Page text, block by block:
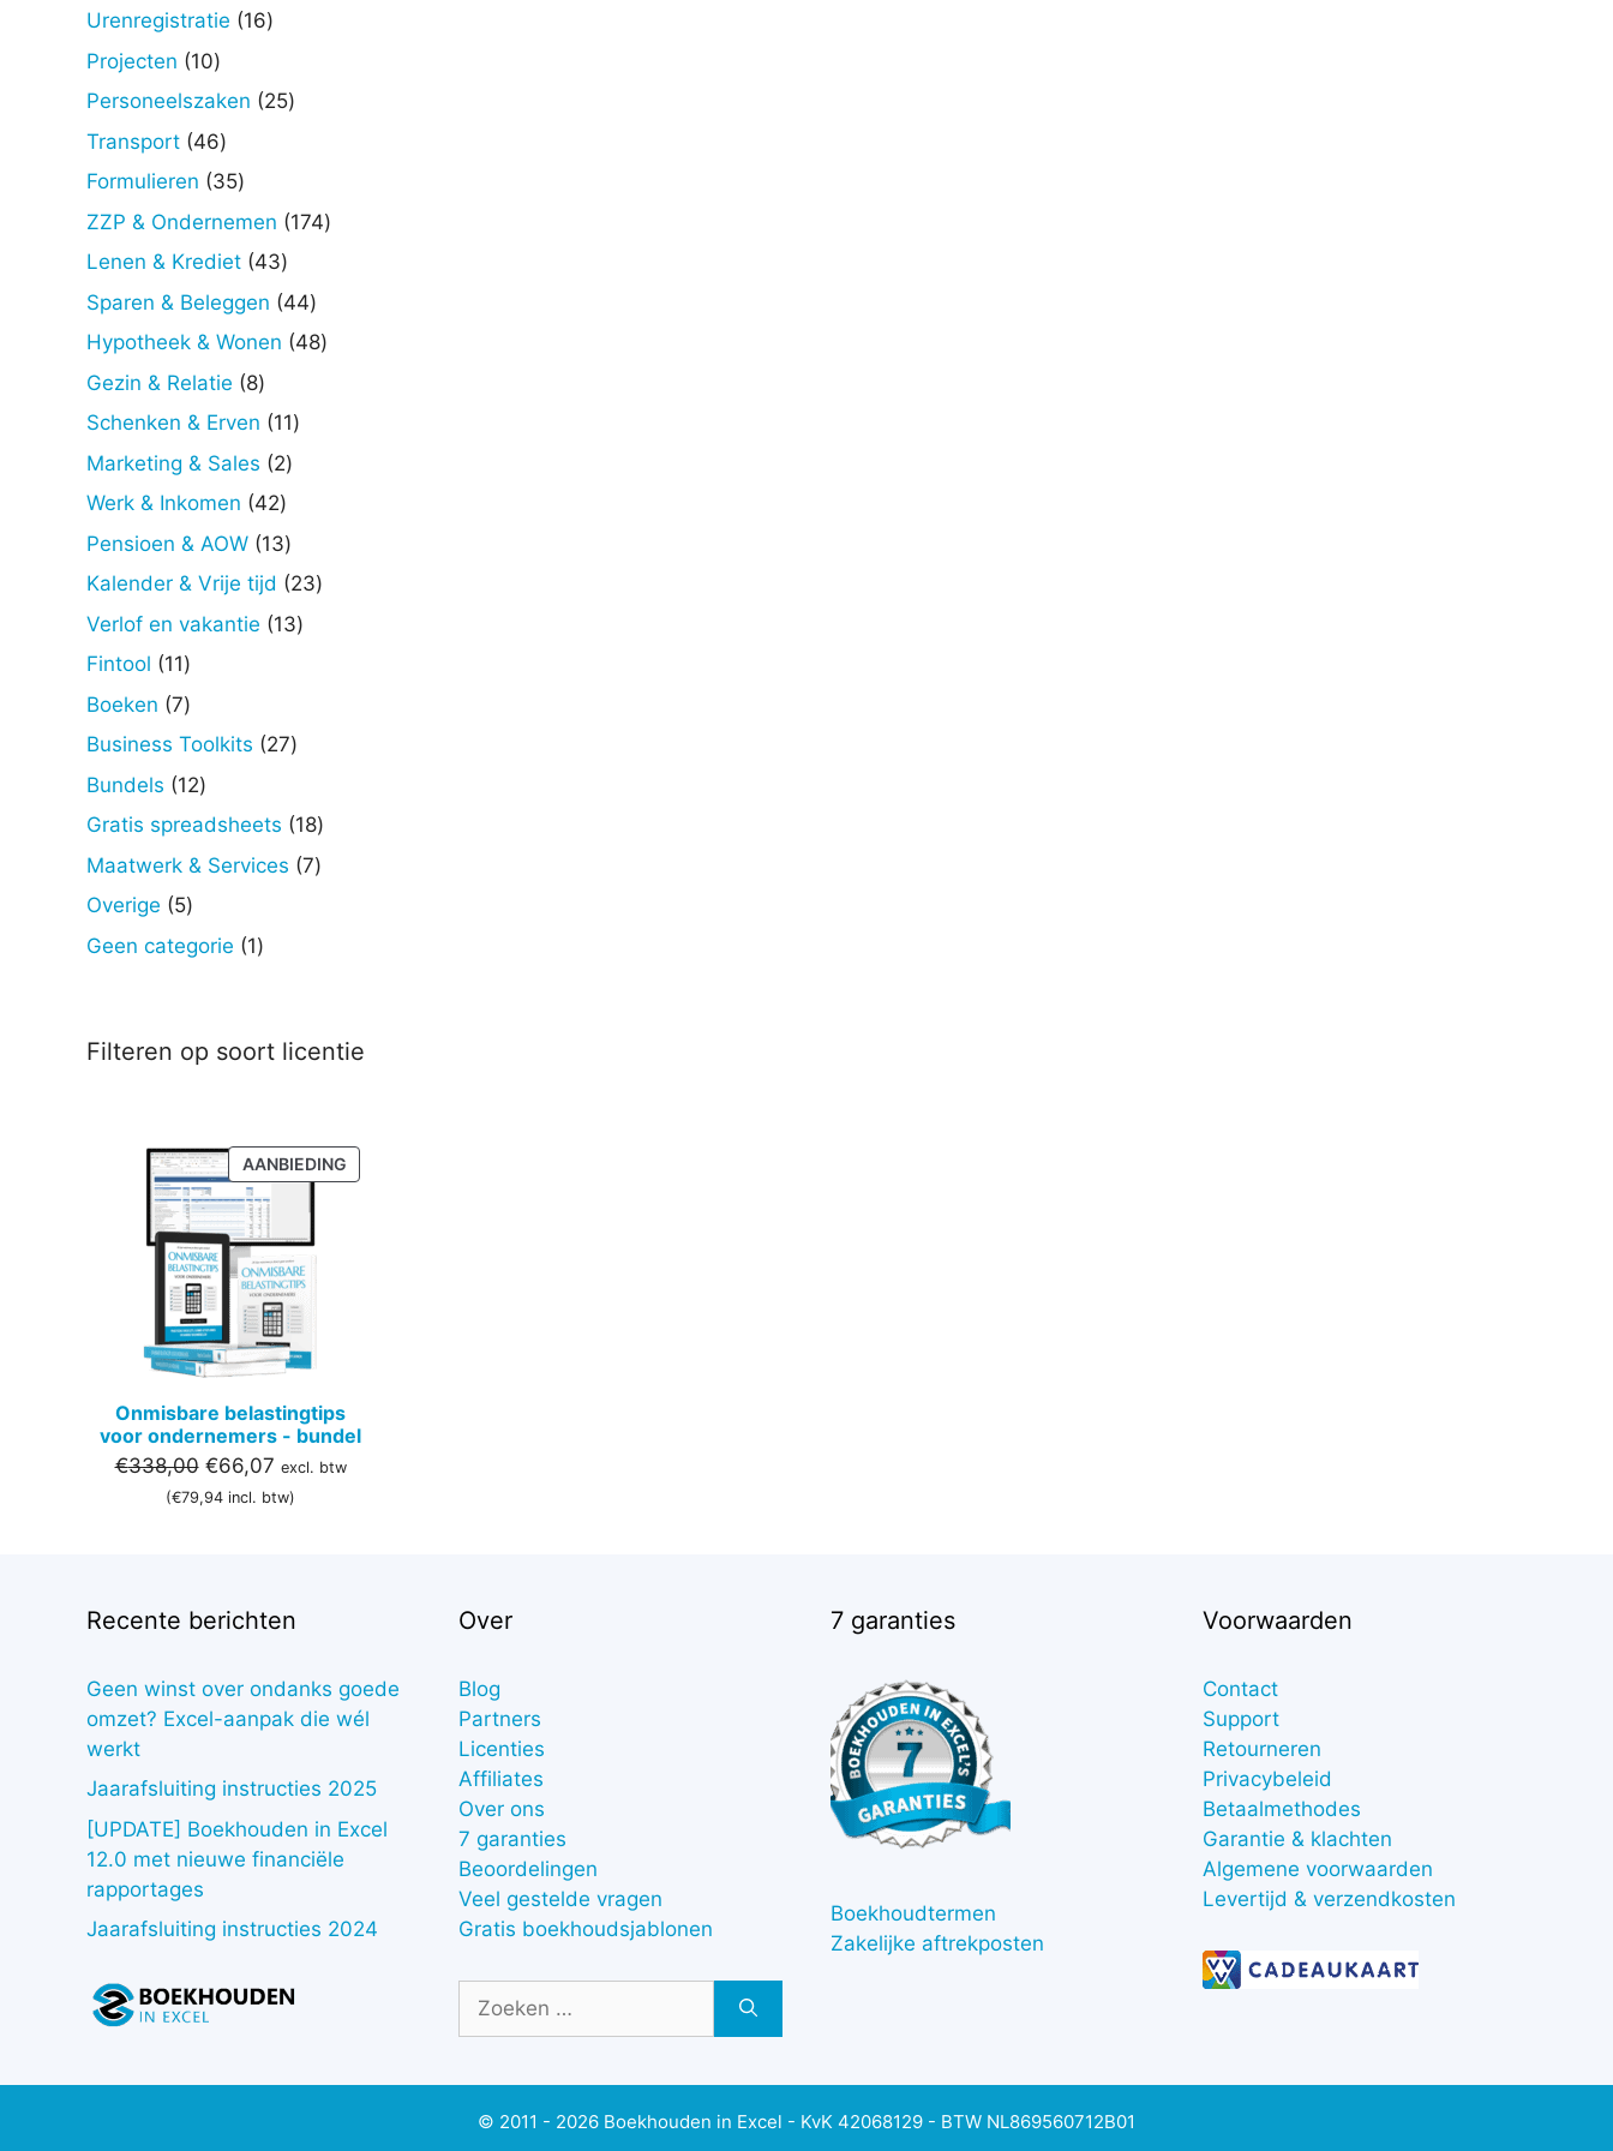
producten
Urenregistratie 1616
Projecten 1010
producten
Personeelszaken 2525
Transport 4646
producten
Formulieren 3535
producten
ZZP & Ondernemen 174174
Lenen & Krediet 4343
producten
Sparen & Beleggen 4444
producten
Hypotheek & Wonen 4848
Gezin & Relatie 88
producten
Schenken & Erven 1111
Marketing & Sales 22
Werk & Inkomen 4242
producten
Pensioen & AOW 1313
producten
Kalender & Vrije tijd 2323
Verlof en vakantie 1313
Fintool 1111
producten
Boeken 77
producten
Business Toolkits 2727
Bundels 1212
producten
Gratis spreadsheets 1818
producten
Maatwerk & Services 77
Overige 55
producten
Geen categorie 11
Filteren op soort licentie
AANBIEDINGPRODUCT
IN
Onmisbare belastingtips
voor ondernemers - bundel
€338,00 Oorspronkelijke
prijs
€66,07Huidige
prijs
excl. btw
(€79,94 incl. btw)
Recente berichten
Geen winst over ondanks goede
omzet? Excel-aanpak die wél
werkt
Jaarafsluiting instructies 2025
[UPDATE] Boekhouden in Excel
12.0 met nieuwe financiële
rapportages
Jaarafsluiting instructies 2024
Over
Blog
Partners
Licenties
Affiliates
Over ons
7 garanties
Beoordelingen
Veel gestelde vragen
Gratis boekhoudsjablonen
naar:
7 garanties
Boekhoudtermen
Zakelijke aftrekposten
Voorwaarden
Contact
Support
Retourneren
Privacybeleid
Betaalmethodes
Garantie & klachten
Algemene voorwaarden
Levertijd & verzendkosten
© 2011 - 2026 Boekhouden in Excel - KvK 42068129 - BTW NL869560712B01